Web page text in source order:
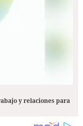
y relaciones para